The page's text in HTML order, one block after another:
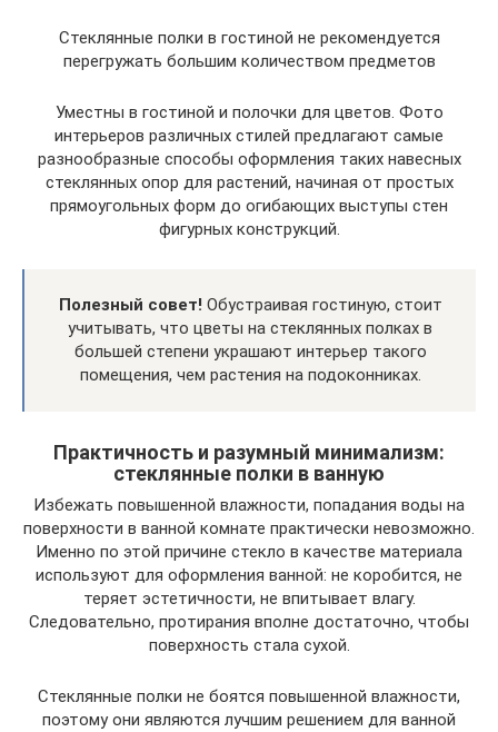
Стеклянные полки в гостиной не рекомендуется
перегружать большим количеством предметов
Уместны в гостиной и полочки для цветов. Фото
интерьеров различных стилей предлагают самые
разнообразные способы оформления таких навесных
стеклянных опор для растений, начиная от простых
прямоугольных форм до огибающих выступы стен
фигурных конструкций.
Полезный совет! Обустраивая гостиную, стоит
учитывать, что цветы на стеклянных полках в
большей степени украшают интерьер такого
помещения, чем растения на подоконниках.
Практичность и разумный минимализм:
стеклянные полки в ванную
Избежать повышенной влажности, попадания воды на
поверхности в ванной комнате практически невозможно.
Именно по этой причине стекло в качестве материала
используют для оформления ванной: не коробится, не
теряет эстетичности, не впитывает влагу.
Следовательно, протирания вполне достаточно, чтобы
поверхность стала сухой.
Стеклянные полки не боятся повышенной влажности,
поэтому они являются лучшим решением для ванной